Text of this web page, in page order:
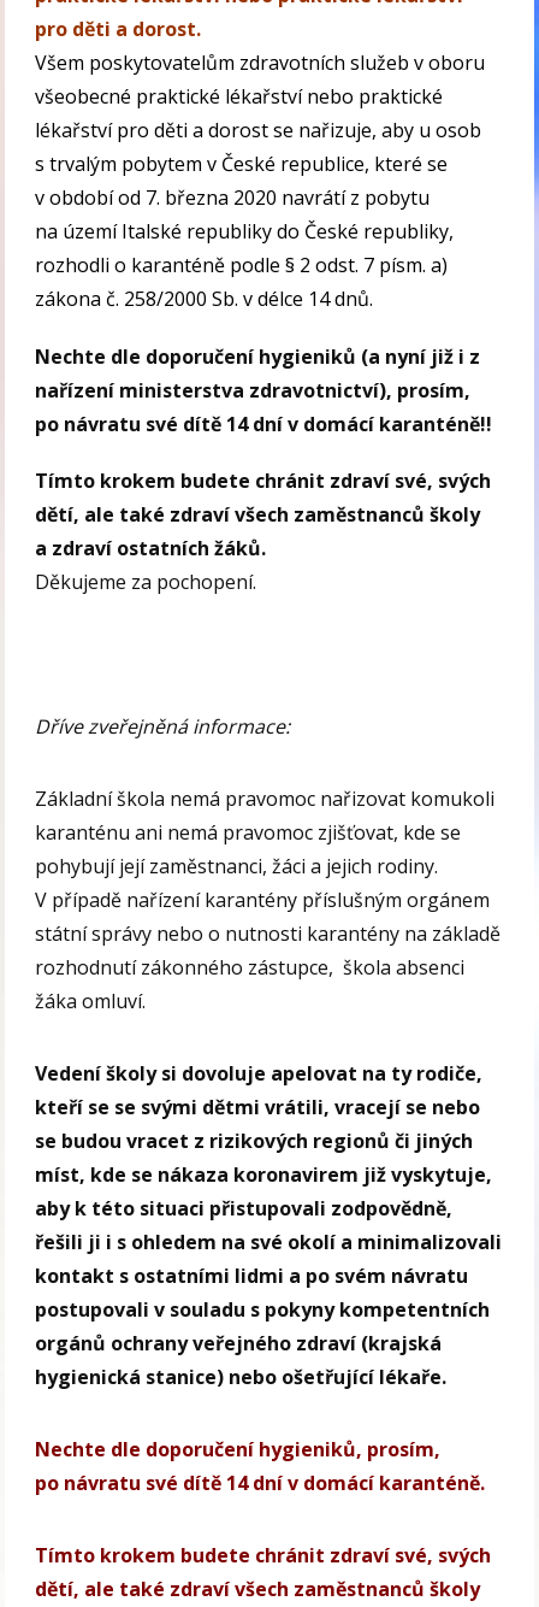
pro děti a dorost.
Všem poskytovatelům zdravotních služeb v oboru
všeobecné praktické lékařství nebo praktické
lékařství pro děti a dorost se nařizuje, aby u osob
s trvalým pobytem v České republice, které se
v období od 7. března 2020 navrátí z pobytu
na území Italské republiky do České republiky,
rozhodli o karanténě podle § 2 odst. 7 písm. a)
zákona č. 258/2000 Sb. v délce 14 dnů.
Nechte dle doporučení hygieniků (a nyní již i z
nařízení ministerstva zdravotnictví), prosím,
po návratu své dítě 14 dní v domácí karanténě!!
Tímto krokem budete chránit zdraví své, svých
dětí, ale také zdraví všech zaměstnanců školy
a zdraví ostatních žáků.
Děkujeme za pochopení.
Dříve zveřejněná informace:
Základní škola nemá pravomoc nařizovat komukoli
karanténu ani nemá pravomoc zjišťovat, kde se
pohybují její zaměstnanci, žáci a jejich rodiny.
V případě nařízení karantény příslušným orgánem
státní správy nebo o nutnosti karantény na základě
rozhodnutí zákonného zástupce, škola absenci
žáka omluví.
Vedení školy si dovoluje apelovat na ty rodiče,
kteří se se svými dětmi vrátili, vracejí se nebo
se budou vracet z rizikových regionů či jiných
míst, kde se nákaza koronavirem již vyskytuje,
aby k této situaci přistupovali zodpovědně,
řešili ji i s ohledem na své okolí a minimalizovali
kontakt s ostatními lidmi a po svém návratu
postupovali v souladu s pokyny kompetentních
orgánů ochrany veřejného zdraví (krajská
hygienická stanice) nebo ošetřující lékaře.
Nechte dle doporučení hygieniků, prosím,
po návratu své dítě 14 dní v domácí karanténě.
Tímto krokem budete chránit zdraví své, svých
dětí, ale také zdraví všech zaměstnanců školy